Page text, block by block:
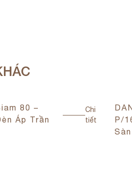
80 –
Áp Trần
Chi
tiết
P/
Sàn